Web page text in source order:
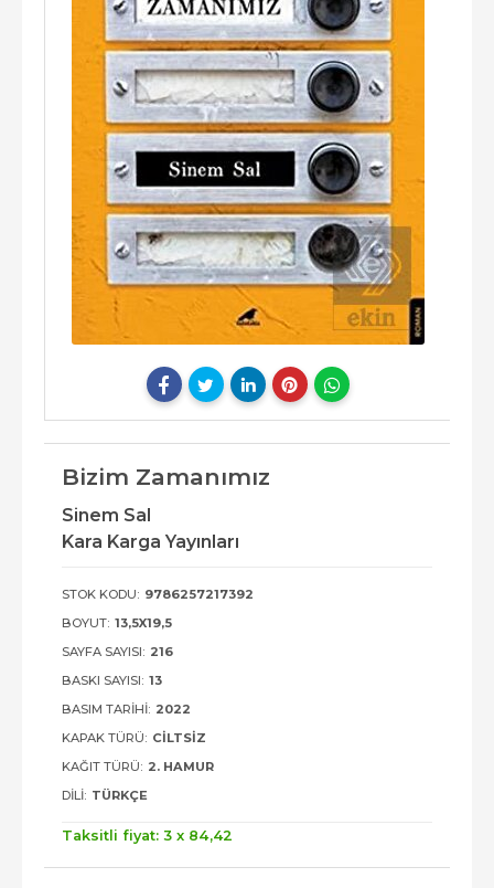
Bizim Zamanımız
Sinem Sal
Kara Karga Yayınları
STOK KODU: 9786257217392
BOYUT: 13,5X19,5
SAYFA SAYISI: 216
BASKI SAYISI: 13
BASIM TARIHI: 2022
KAPAK TÜRÜ: CILTSIZ
KAĞIT TÜRÜ: 2. HAMUR
DILI: TÜRKÇE
Taksitli fiyat: 3 x 84,42